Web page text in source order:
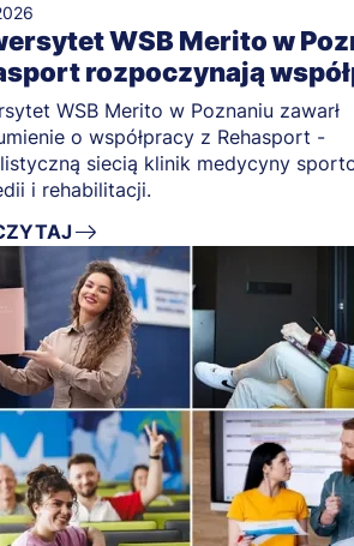
WSB Merito w
rozpoczynają
WSB Merito w Poznaniu zawarł
o współpracy z Rehasport -
siecią klinik medycyny
i rehabilitacji.